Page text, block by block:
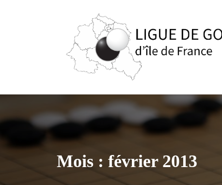
Mois : février 2013